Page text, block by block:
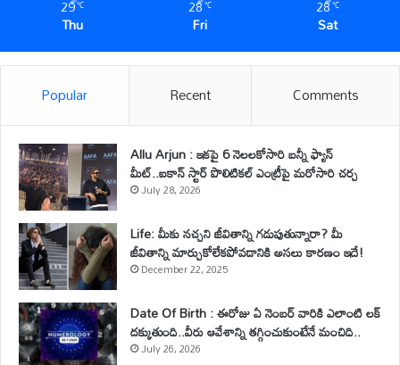
29℃
Thu
28℃
Fri
28℃
Sat
Popular Recent Comments
Allu Arjun : ఇకపై 6 నెలలకోసారి బన్నీ ఫ్యాన్
మీట్..ఐకాన్ స్టార్ పొలిటికల్ ఎంట్రీపై మరోసారి చర్చ
July 28, 2026
Life: మీకు నచ్చని జీవితాన్ని గడుపుతున్నారా? మీ
జీవితాన్ని మార్చుకోలేకపోవడానికి అసలు కారణం ఇదే!
December 22, 2025
Date Of Birth : ఈరోజు ఏ నెంబర్ వారికి ఎలాంటి లక్
దక్కుతుంది..వీరు ఆవేశాన్ని తగ్గించుకుంటేనే మంచిది..
July 26, 2026